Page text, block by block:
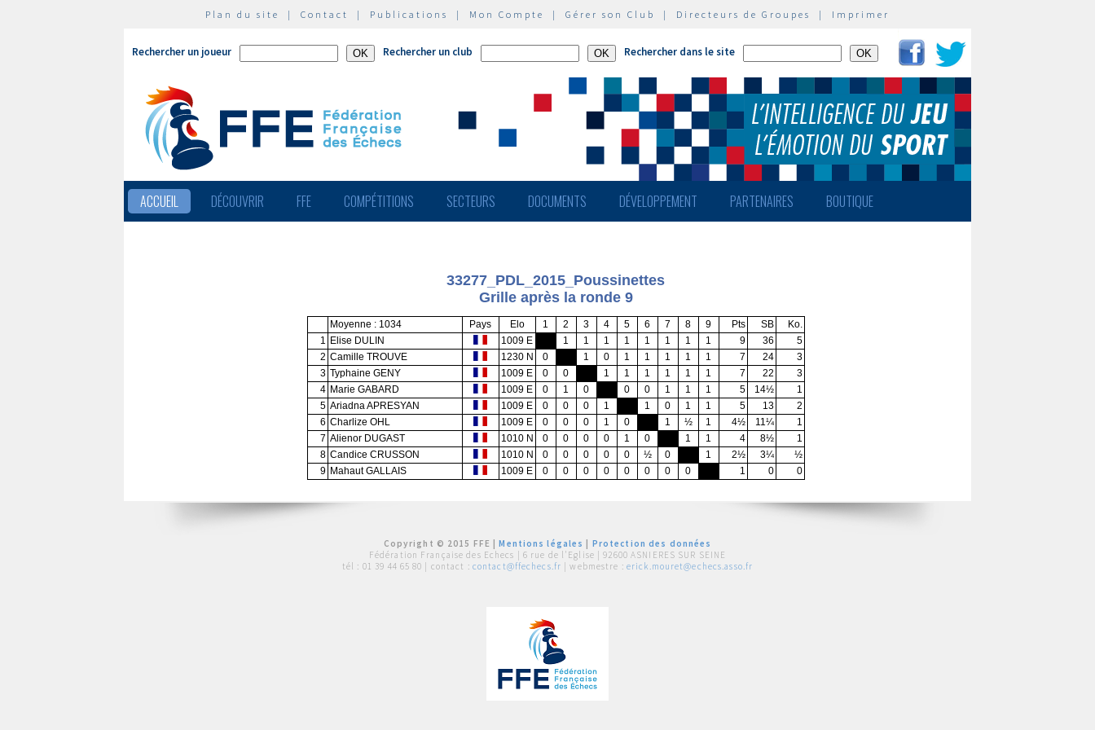
Plan du site | Contact | Publications | Mon Compte | Gérer son Club | Directeurs de Groupes | Imprimer
Rechercher un joueur Rechercher un club Rechercher dans le site
ACCUEIL DÉCOUVRIR FFE COMPÉTITIONS SECTEURS DOCUMENTS DÉVELOPPEMENT PARTENAIRES BOUTIQUE
33277_PDL_2015_Poussinettes
Grille après la ronde 9
Moyenne : 1034 Pays Elo 1 2 3 4 5 6 7 8 9 Pts SB
Ko.
1 Elise DULIN 1009 E 1 1 1 1 1 1 1 1 9 36
5
2 Camille TROUVE 1230 N 0 1 0 1 1 1 1 1 7 24
3
3 Typhaine GENY 1009 E 0 0 1 1 1 1 1 1 7 22
3
4 Marie GABARD 1009 E 0 1 0 0 0 1 1 1 5 14½
1
5 Ariadna APRESYAN 1009 E 0 0 0 1 1 0 1 1 5 13
2
6 Charlize OHL 1009 E 0 0 0 1 0 1 ½ 1 4½ 11¼
1
7 Alienor DUGAST 1010 N 0 0 0 0 1 0 1 1 4 8½
1
8 Candice CRUSSON 1010 N 0 0 0 0 0 ½ 0 1 2½ 3¼
½
9 Mahaut GALLAIS 1009 E 0 0 0 0 0 0 0 0 1 0 0
Copyright © 2015 FFE |Mentions légales
Protection des données
Fédération Française des Echecs | 6 rue de l'Eglise | 92600 ASNIERES SUR SEINE
tél : 01 39 44 65 80 | contact : contact@ffechecs.fr | webmestre : erick.mouret@echecs.asso.fr